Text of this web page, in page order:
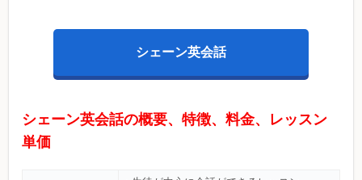
シェーン英会話
シェーン英会話の概要、特徴、料金、レッスン
単価